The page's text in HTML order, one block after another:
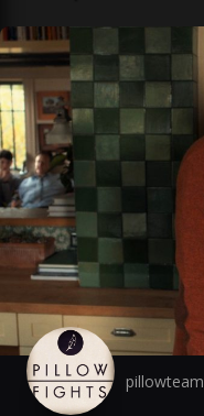
pillowteam